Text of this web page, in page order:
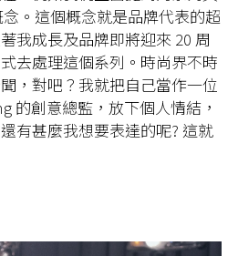
。這個概念就是品牌代表的超
我成長及品牌即將迎來 20 周
去處理這個系列。時尚界不時
，對吧？我就把自己當作一位
的創意總監，放下個人情結，
有甚麼我想要表達的呢? 這就